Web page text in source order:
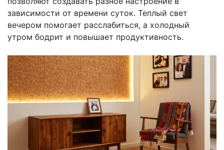
зависимости от времени суток. Теплый свет
вечером помогает расслабиться, а холодный
утром бодрит и повышает продуктивность.